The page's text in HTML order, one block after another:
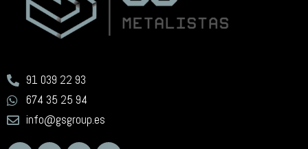
91 039 22 93
674 35 25 94
info@gsgroup.es